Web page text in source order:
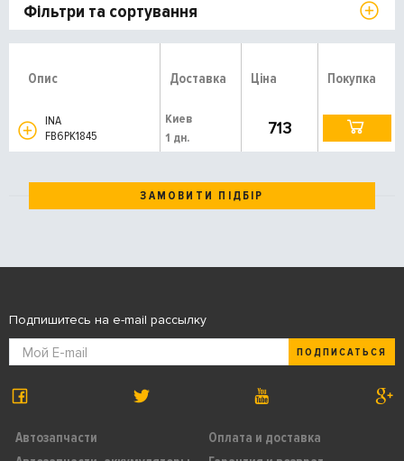
Фільтри та сортування
Опис Доставка Ціна Покупка
INA
FB6PK1845
Киев
1 дн.
713
ЗАМОВИТИ ПІДБІР
Автозапчасти
Оплата и доставка
Подпишитесь на e-mail рассылку
ПОДПИСАТЬСЯ